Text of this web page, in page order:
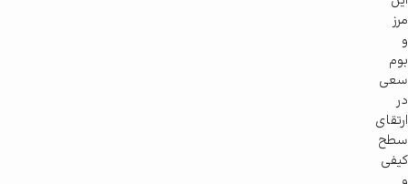
مرز
و
بوم
سعی
در
ارتقای
سطح
کیفی